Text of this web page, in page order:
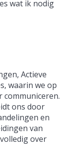
wat ik nodig
Actieve
waarin we op
communiceren.
ons door
en
van
over